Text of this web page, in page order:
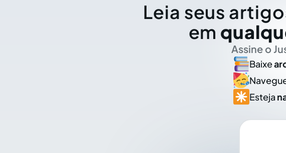
Leia seus
em
Assine o
Baixe
Esteja